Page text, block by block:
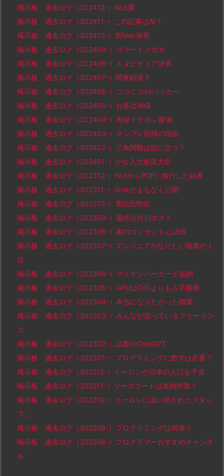
掲示板 過去ログ（202412-）AI法案
掲示板 過去ログ（202411-）この記事はAI？
掲示板 過去ログ（202410-）新Mac発表
掲示板 過去ログ（202409-）スマートメガネ
掲示板 過去ログ（202408-）エヌビディア決算
掲示板 過去ログ（202407-）関東砂漠？
掲示板 過去ログ（202406-）ニコニコvsハッカー
掲示板 過去ログ（202405-）お客は神様
掲示板 過去ログ（202404-）有線イヤホン最強
掲示板 過去ログ（202403-）オンプレ回帰の理由
掲示板 過去ログ（202402-）三角関数は役に立つ？
掲示板 過去ログ（202401-）かな入力推奨大臣
掲示板 過去ログ（202312-）FAXからPDFに移行した結果
掲示板 過去ログ（202311-）Grokがまもなく公開
掲示板 過去ログ（202310-）電話恐怖症
掲示板 過去ログ（202309-）最終出社日ポスト
掲示板 過去ログ（202308-）家のコンセントにUSB
掲示板 過去ログ（202307-）エンジニアがなりたい職業の１
位
掲示板 過去ログ（202306-）マイナンバーカード返納
掲示板 過去ログ（202305-）GPUは○○よりも入手困難
掲示板 過去ログ（202304-）本当になりたかった職業
掲示板 過去ログ（202303-）みんなが思っているフリーラン
ス
掲示板 過去ログ（202302-）話題のChatGPT
掲示板 過去ログ（202301-）プログラミングに数学は必要？
掲示板 過去ログ（202212-）イーロンが日本の人口を予言
掲示板 過去ログ（202211-）ソースコードは単純作業？
掲示板 過去ログ（202210-）イーロンに追い出されたスタッ
フ…
掲示板 過去ログ（202209-）プログラミングは簡単？
掲示板 過去ログ（202208-）プログラマーおすすめチャンネ
ル